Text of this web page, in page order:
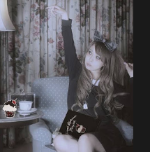
Nekozuki Mei era ex-
como guitarrista, participando
da franquia BanG Dream! ,
e bandas, além de atuar na
Collection (KanCo...